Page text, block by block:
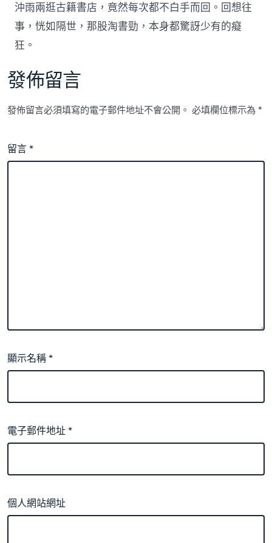
沖雨兩逛古籍書店，竟然每次都不白手而回。回想往
事，恍如隔世，那股淘書勁，本身都驚訝少有的癡
狂。
發佈留言
發佈留言必須填寫的電子郵件地址不會公開。 必填欄位標示為*
留言*
顯示名稱*
電子郵件地址*
個人網站網址